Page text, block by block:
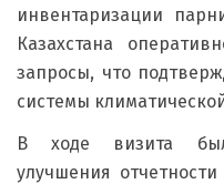
инвентаризации
Казахстана
запросы, что
системы
В ходе визита
улучшения